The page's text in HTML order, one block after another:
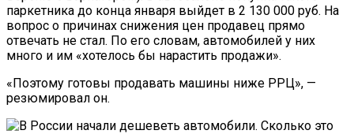
паркетника до конца января выйдет в 2 130 000 руб. На
вопрос о причинах снижения цен продавец прямо
отвечать не стал. По его словам, автомобилей у них
много и им «хотелось бы нарастить продажи».
«Поэтому готовы продавать машины ниже РРЦ», —
резюмировал он.